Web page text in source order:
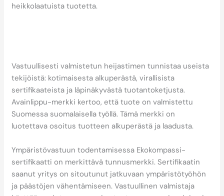
heikkolaatuista tuotetta.
Vastuullisesti valmistetun heijastimen tunnistaa useista
tekijöistä: kotimaisesta alkuperästä, virallisista
sertifikaateista ja läpinäkyvästä tuotantoketjusta.
Avainlippu-merkki kertoo, että tuote on valmistettu
Suomessa suomalaisella työllä. Tämä merkki on
luotettava osoitus tuotteen alkuperästä ja laadusta.
Ympäristövastuun todentamisessa Ekokompassi-
sertifikaatti on merkittävä tunnusmerkki. Sertifikaatin
saanut yritys on sitoutunut jatkuvaan ympäristötyöhön
ja päästöjen vähentämiseen. Vastuullinen valmistaja